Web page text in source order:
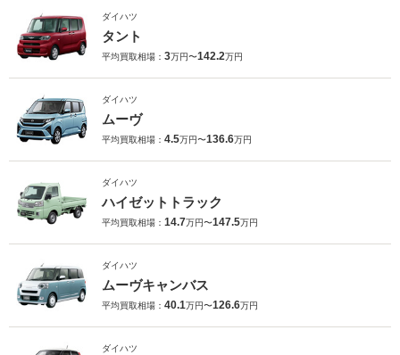
ダイハツ
タント
平均買取相場： 3万円〜142.2万円
ダイハツ
ムーヴ
平均買取相場： 4.5万円〜136.6万円
ダイハツ
ハイゼットトラック
平均買取相場： 14.7万円〜147.5万円
ダイハツ
ムーヴキャンバス
平均買取相場： 40.1万円〜126.6万円
ダイハツ